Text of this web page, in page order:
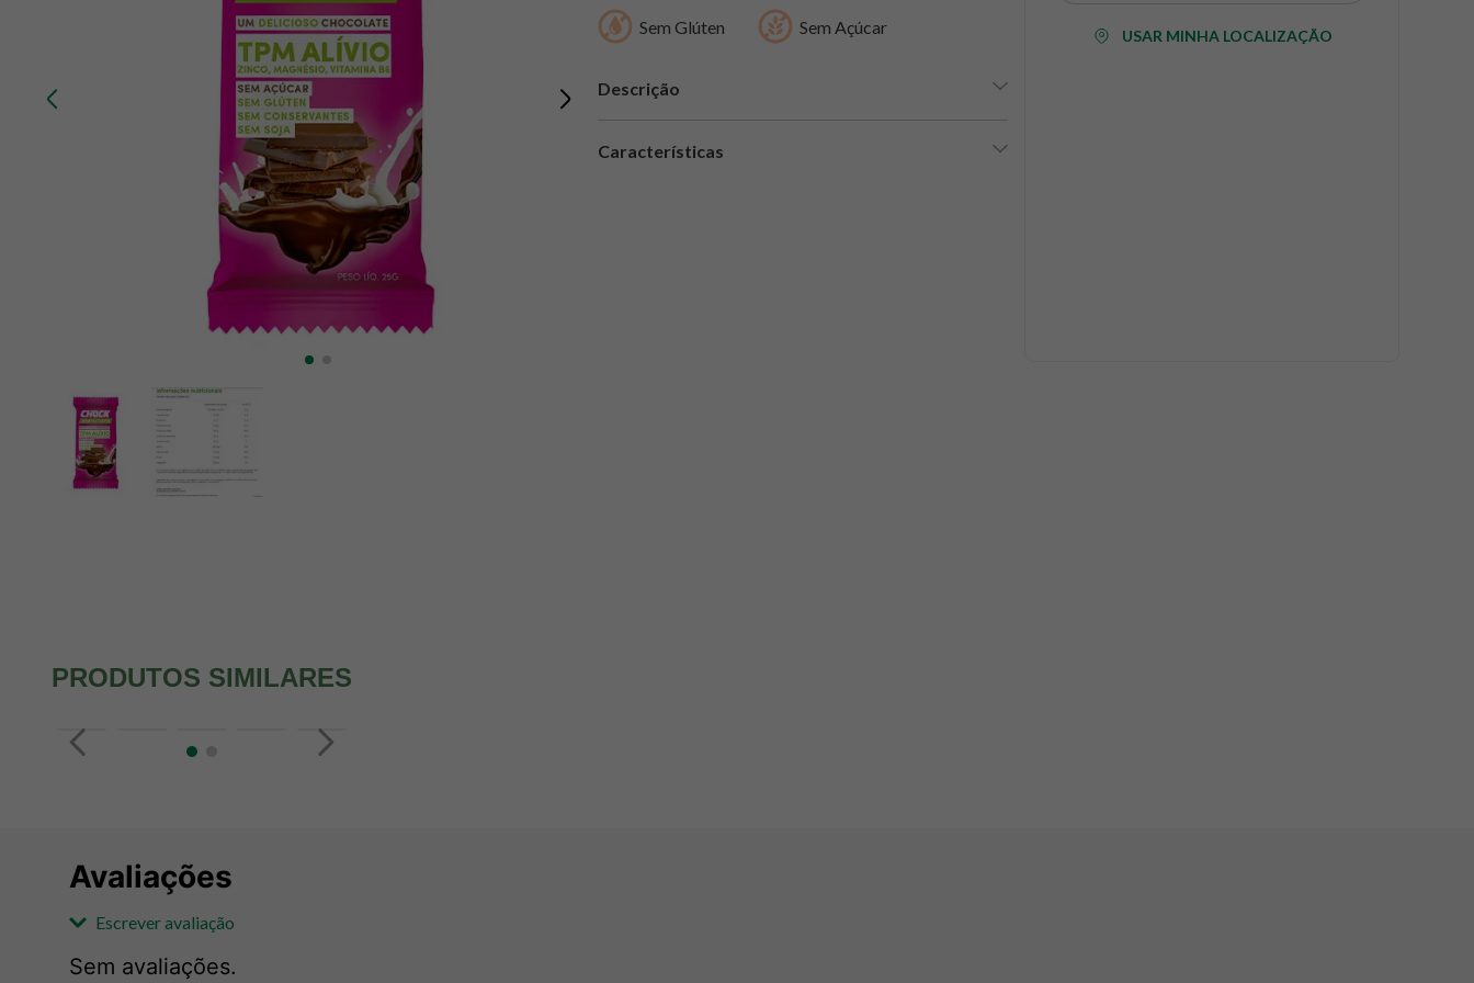
Sem Glúten Sem Açúcar
Descrição
Características
USAR MINHA LOCALIZAÇÃO
PRODUTOS SIMILARES
Avaliações
Escrever avaliação
Sem avaliações.
creatina mundo verde